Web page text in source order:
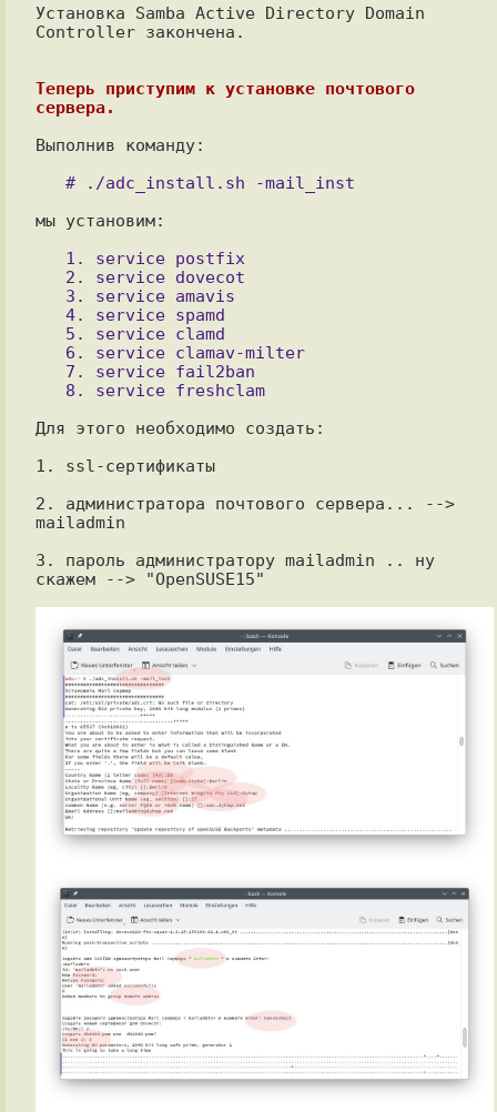
Установка Samba Active Directory Domain
Controller закончена.
Теперь приступим к установке почтового
сервера.
Выполнив команду:
мы установим:
   8. service freshclam
Для этого необходимо создать:
1. ssl-сертификаты
2. администратора почтового сервера... -->
mailadmin
3. пароль администратору mailadmin .. ну
скажем --> "OpenSUSE15"